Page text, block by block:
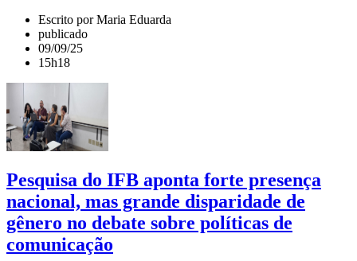
Escrito por Maria Eduarda
publicado
09/09/25
15h18
Pesquisa do IFB aponta forte presença
nacional, mas grande disparidade de
gênero no debate sobre políticas de
comunicação